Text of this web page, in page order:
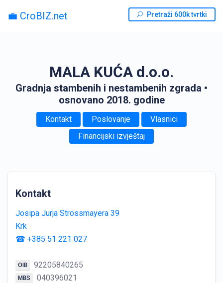
💼 CroBIZ.net Pretraži 600k tvrtki
MALA KUĆA d.o.o.
Gradnja stambenih i nestambenih zgrada •
osnovano 2018. godine
Kontakt Poslovanje
Vlasnici
Financijski izvještaj
Kontakt
Josipa Jurja Strossmayera 39
Krk
☎ +385 51 221 027
OIB 92205840265
MBS 040396021